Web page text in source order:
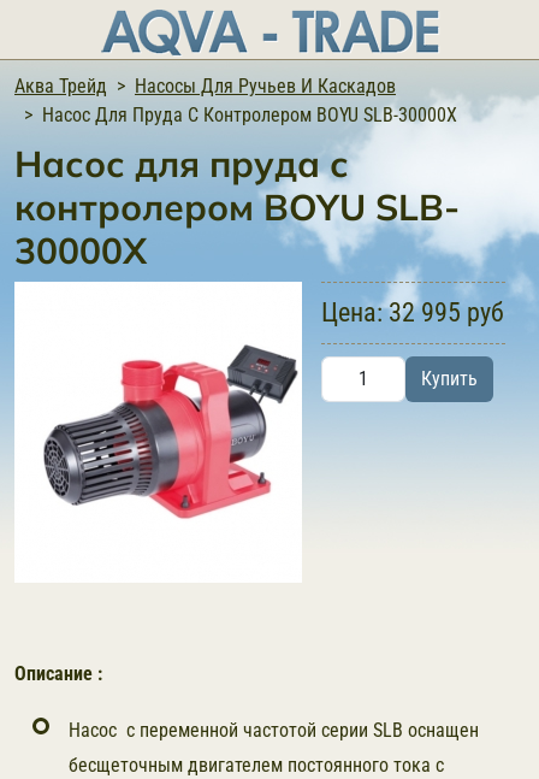
Аква Трейд
Насосы Для Ручьев И Каскадов
Насос Для Пруда С Контролером BOYU SLB-30000X
Насос для пруда с
контролером BOYU SLB-
30000X
Цена:32 995 руб
Купить
Описание :
Насос с переменной частотой серии SLB оснащен
бесщеточным двигателем постоянного тока с